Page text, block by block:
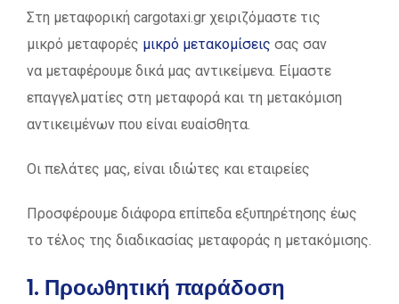
Στη μεταφορική cargotaxi.gr χειριζόμαστε τις
μικρό μεταφορές μικρό μετακομίσεις σας σαν
να μεταφέρουμε δικά μας αντικείμενα. Είμαστε
επαγγελματίες στη μεταφορά και τη μετακόμιση
αντικειμένων που είναι ευαίσθητα.
Οι πελάτες μας, είναι ιδιώτες και εταιρείες
Προσφέρουμε διάφορα επίπεδα εξυπηρέτησης έως
το τέλος της διαδικασίας μεταφοράς η μετακόμισης.
1. Προωθητική παράδοση